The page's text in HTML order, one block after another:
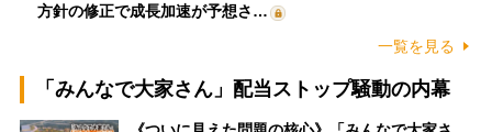
方針の修正で成長加速が予想さ…
一覧を見る
「みんなで大家さん」配当ストップ騒動の内幕